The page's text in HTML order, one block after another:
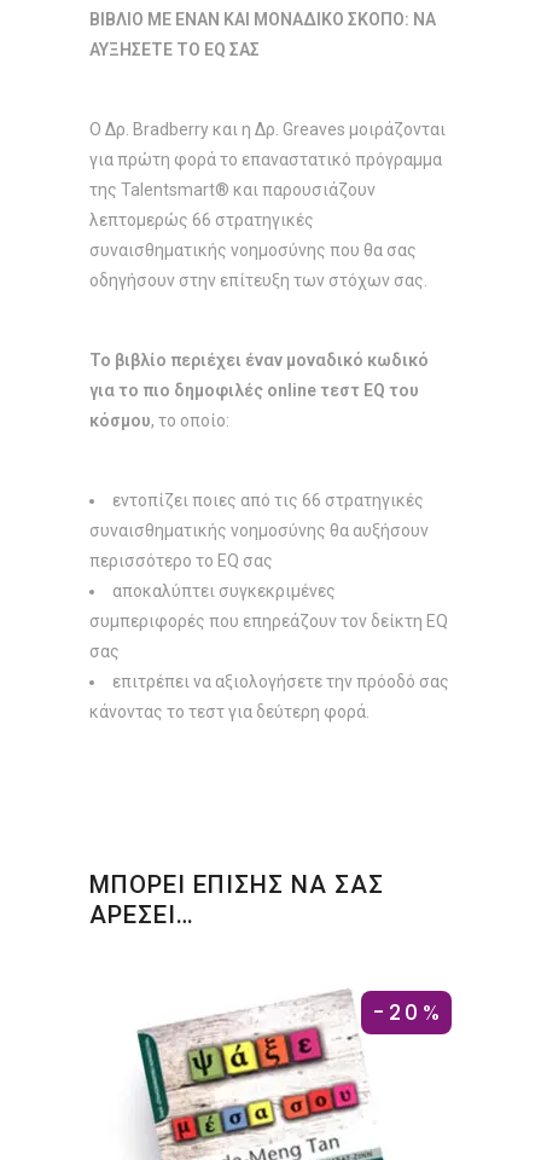
ΒΙΒΛΙΟ ΜΕ ΕΝΑΝ ΚΑΙ ΜΟΝΑΔΙΚΟ ΣΚΟΠΟ: ΝΑ
ΑΥΞΗΣΕΤΕ ΤΟ ΕQ ΣΑΣ
Ο Δρ. Bradberry και η Δρ. Greaves μοιράζονται
για πρώτη φορά το επαναστατικό πρόγραμμα
της Talentsmart® και παρουσιάζουν
λεπτομερώς 66 στρατηγικές
συναισθηματικής νοημοσύνης που θα σας
οδηγήσουν στην επίτευξη των στόχων σας.
Το βιβλίο περιέχει έναν μοναδικό κωδικό
για το πιο δημοφιλές online τεστ EQ του
κόσμου, το οποίο:
εντοπίζει ποιες από τις 66 στρατηγικές
συναισθηματικής νοημοσύνης θα αυξήσουν
περισσότερο το EQ σας
αποκαλύπτει συγκεκριμένες
συμπεριφορές που επηρεάζουν τον δείκτη EQ
σας
επιτρέπει να αξιολογήσετε την πρόοδό σας
κάνοντας το τεστ για δεύτερη φορά.
ΜΠΟΡΕΙ ΕΠΙΣΗΣ ΝΑ ΣΑΣ
ΑΡΕΣΕΙ…
-20%